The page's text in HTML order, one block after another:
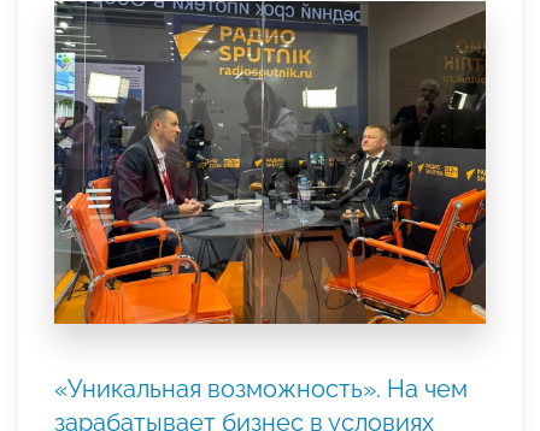
«Уникальная возможность». На чем
зарабатывает бизнес в условиях